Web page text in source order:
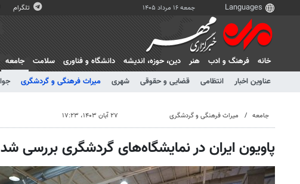
جمعه ۱۶ مرداد ۱۴۰۵ تلگرام
خانه فرهنگ و ادب هنر دين، حوزه، انديشه دانشگاه و فناوری سلامت
جامعه
عناوین اخبار
انتظامی قضایی و حقوقی شهری میراث فرهنگی و گردشگری
جامعه میراث فرهنگی و گردشگری ۲۷ آبان ۱۴۰۳، ۱۷:۲۳
پاویون ایران در نمایشگاه‌های گردشگری بررسی شد